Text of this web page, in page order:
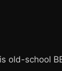
old-school